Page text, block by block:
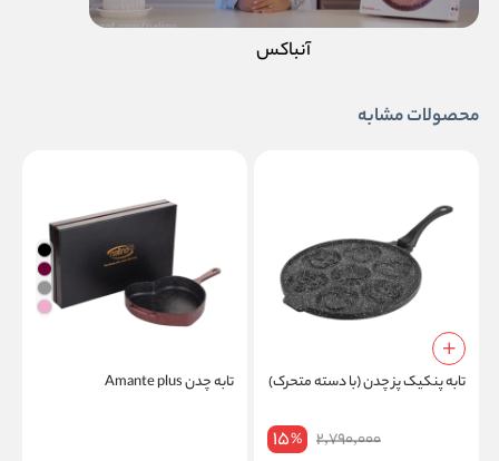
آنباکس
محصولات مشابه
تابه پنکیک پز چدن (با دسته متحرک)
2,790,000
15%
تابه چدن Amante plus